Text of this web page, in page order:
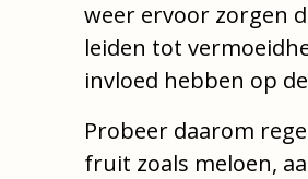
weer ervoor zorgen
leiden tot
invloed hebben op
Probeer daarom
fruit zoals meloen,